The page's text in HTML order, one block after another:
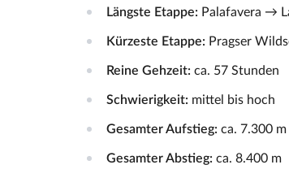
Längste Etappe: Palafavera →
Kürzeste Etappe: Pragser
Reine Gehzeit: ca. 57 Stunden
Schwierigkeit: mittel bis hoch
Gesamter Aufstieg: ca. 7.300 m
Gesamter Abstieg: ca. 8.400 m